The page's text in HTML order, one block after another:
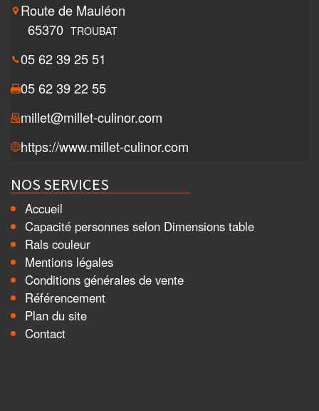
Route de Mauléon
65370 TROUBAT
05 62 39 25 51
05 62 39 22 55
millet@millet-culinor.com
https://www.millet-culinor.com
NOS SERVICES
Accueil
Capacité personnes selon Dimensions table
Rals couleur
Mentions légales
Conditions générales de vente
Référencement
Plan du site
Contact